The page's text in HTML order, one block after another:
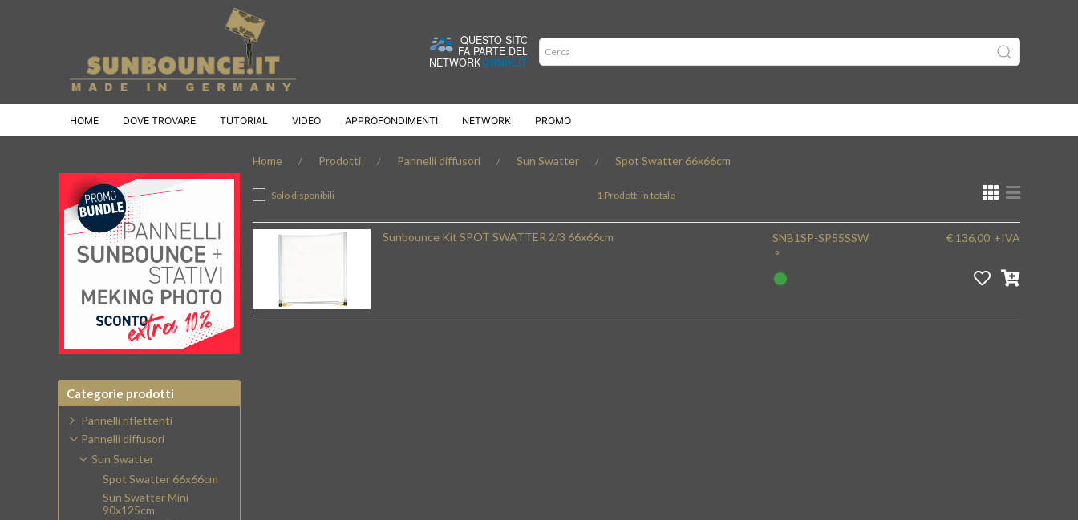
HOME DOVE TROVARE TUTORIAL VIDEO APPROFONDIMENTI NETWORK PROMO
Home Prodotti Pannelli diffusori Sun Swatter Spot Swatter 66x66cm
Solo disponibili 1 Prodotti in totale
Sunbounce Kit SPOT SWATTER 2/3 66x66cm
SNB1SP-SP55SSW
°
€ 136,00 +IVA
Categorie prodotti
Pannelli riflettenti
Pannelli diffusori
Sun Swatter
Spot Swatter 66x66cm
Sun Swatter Mini
90x125cm